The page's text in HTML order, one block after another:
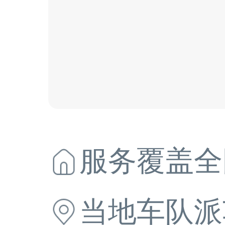
服务覆盖
当地车队